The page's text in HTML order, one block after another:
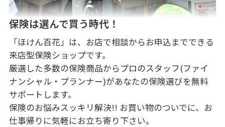
保険は選んで買う時代！
「ほけん百花」は、お店で相談からお申込までできる
来店型保険ショップです。
厳選した多数の保険商品からプロのスタッフ(ファイ
ナンシャル・プランナー)があなたの保険選びを無料
サポートします。
保険のお悩みスッキリ解決!! お買い物のついでに、お
仕事帰りに気軽にお立ち寄り下さい。